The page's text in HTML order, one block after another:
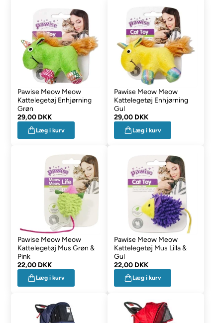
Pawise Meow Meow
Kattelegetøj Enhjørning
Grøn
29,00 DKK
Læg i kurv
Pawise Meow Meow
Kattelegetøj Enhjørning
Gul
29,00 DKK
Læg i kurv
Pawise Meow Meow
Kattelegetøj Mus Grøn &
Pink
22,00 DKK
Læg i kurv
Pawise Meow Meow
Kattelegetøj Mus Lilla &
Gul
22,00 DKK
Læg i kurv